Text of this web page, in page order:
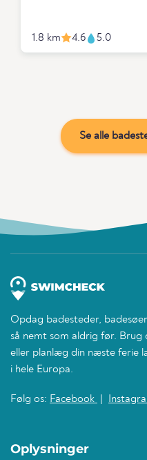
1.8 km 4.6 5.0
Se alle
Opdag badesteder,
så nemt som aldrig før. Brug
eller planlæg din næste ferie
i hele Europa.
Følg os: Facebook
Oplysninger